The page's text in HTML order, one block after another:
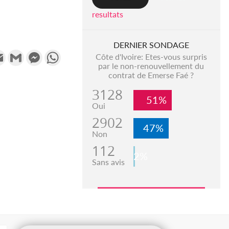
Email Gmail MessengerWhatsApp
resultats
DERNIER SONDAGE
Côte d'Ivoire: Etes-vous surpris
par le non-renouvellement du
contrat de Emerse Faé ?
3128
Oui 51%
2902
Non 47%
112
Sans avis 2%